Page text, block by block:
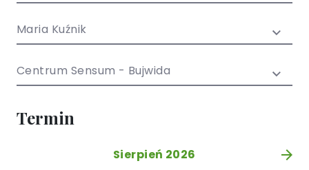
młodzieży
Maria Kuźnik
Centrum Sensum - Bujwida
Termin
Sierpień 2026 »